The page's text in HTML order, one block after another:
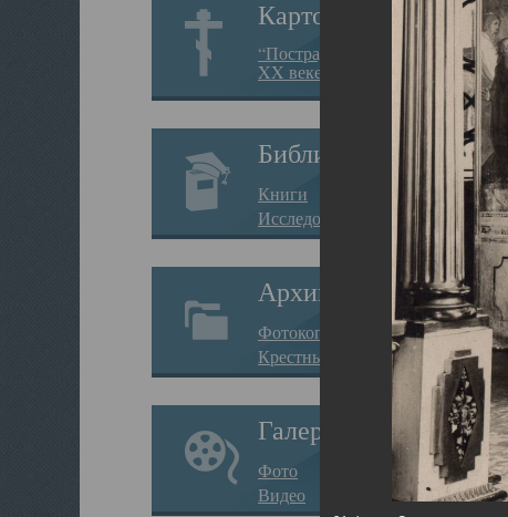
Картотека
“Пострадавшие за веру в
XX веке на Севере”
Библиотека
Книги
Исследования
Архив
Фотокопии дел
Крестные ходы
Галерея
Фото
Видео